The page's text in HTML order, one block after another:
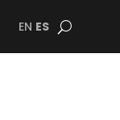
EN ES